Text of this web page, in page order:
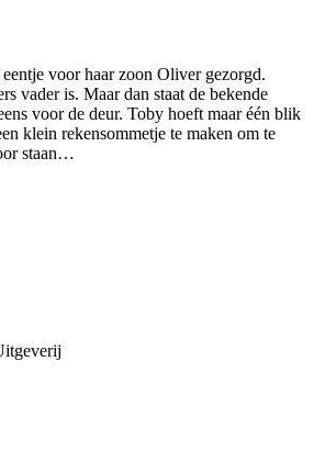
voor haar zoon Oliver gezorgd.
vader is. Maar dan staat de bekende
voor de deur. Toby hoeft maar één blik
klein rekensommetje te maken om te
staan…